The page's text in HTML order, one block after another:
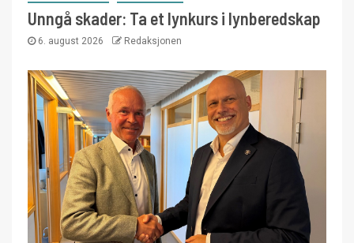
Unngå skader: Ta et lynkurs i lynberedskap
6. august 2026 Redaksjonen